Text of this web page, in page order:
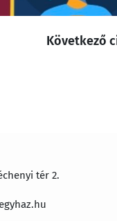
Következő
tér 2.